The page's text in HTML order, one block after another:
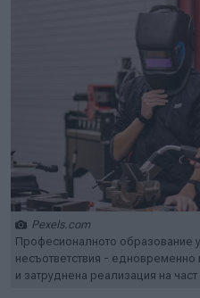
Pexels.com
Професионалното образование
несъответствия - едновременно
и затруднена реализация на